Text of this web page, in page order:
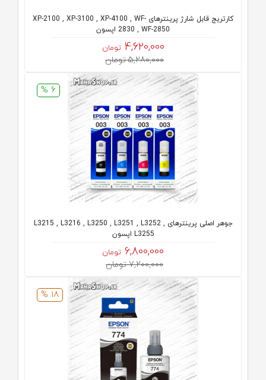
کارتریج قابل شارژ پرینترهای XP-2100 , XP-3100 , XP-4100 , WF-
2830 , WF-2850 اپسون
4,620,000 تومان
5,280,000 تومان
6 %
جوهر اصلی پرینترهای L3215 , L3216 , L3250 , L3251 , L3252 ,
L3255 اپسون
6,800,000 تومان
7,200,000 تومان
18 %